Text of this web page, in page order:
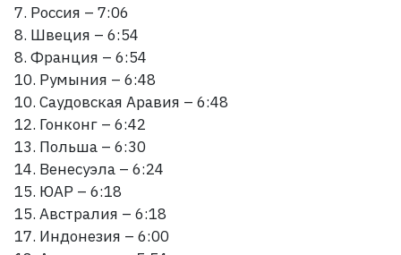
7. Россия – 7:06
8. Швеция – 6:54
8. Франция – 6:54
10. Румыния – 6:48
10. Саудовская Аравия – 6:48
12. Гонконг – 6:42
13. Польша – 6:30
14. Венесуэла – 6:24
15. ЮАР – 6:18
15. Австралия – 6:18
17. Индонезия – 6:00